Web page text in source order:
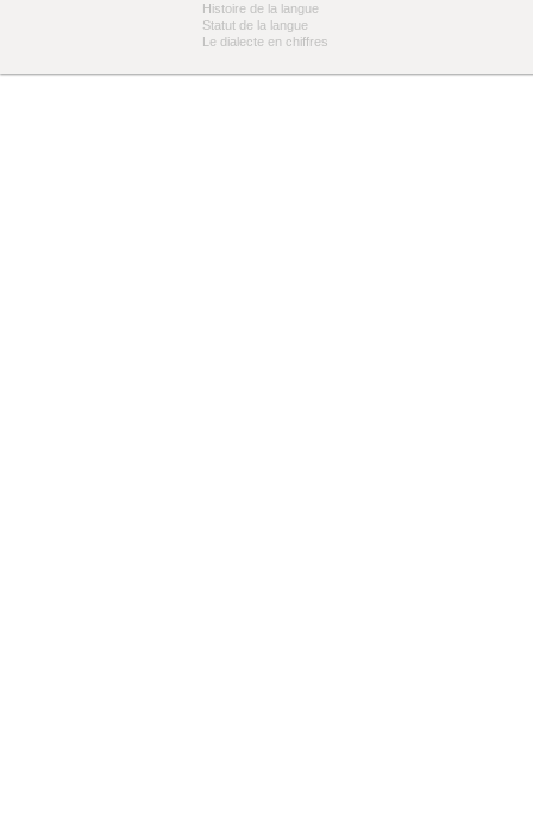
Histoire de la langue
Statut de la langue
Le dialecte en chiffres